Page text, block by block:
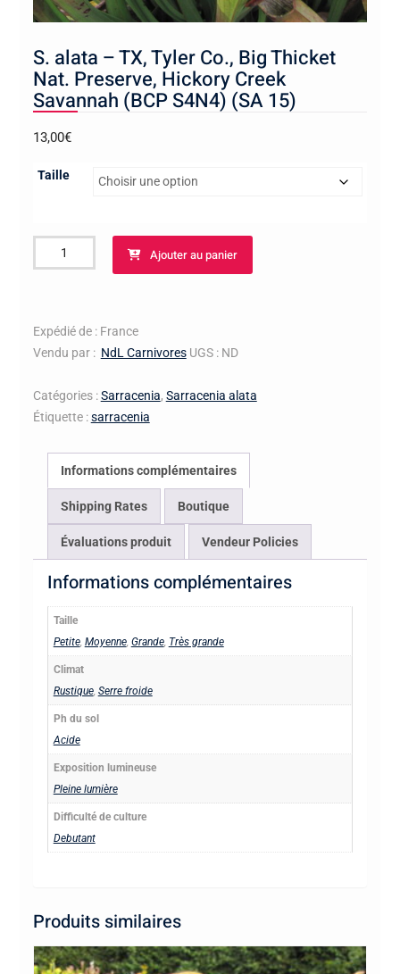
S. alata – TX, Tyler Co., Big Thicket
Nat. Preserve, Hickory Creek
Savannah (BCP S4N4) (SA 15)
13,00€
Taille
quantité
de
–
TX,
Co.,
Big
Hickory
Creek
Savannah
S4N4)
(SA
Ajouter au panier
Expédié de : France
Vendu par : NdL Carnivores UGS : ND
Catégories :Sarracenia, Sarracenia alata
Étiquette :sarracenia
Informations complémentaires
Shipping Rates Boutique
Évaluations produit Vendeur Policies
Informations complémentaires
Taille
Petite, Moyenne, Grande, Très grande
Climat
Rustique, Serre froide
Ph du sol
Acide
Exposition lumineuse
Pleine lumière
Difficulté de culture
Debutant
Produits similaires